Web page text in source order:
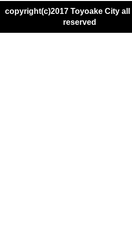
copyright(c)2017 Toyoake City
reserved